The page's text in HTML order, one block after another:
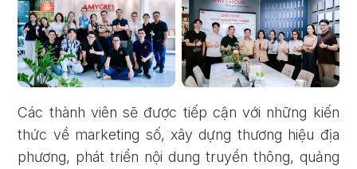
Các thành viên sẽ được tiếp cận với những kiến
thức về marketing số, xây dựng thương hiệu địa
phương, phát triển nội dung truyền thông, quảng